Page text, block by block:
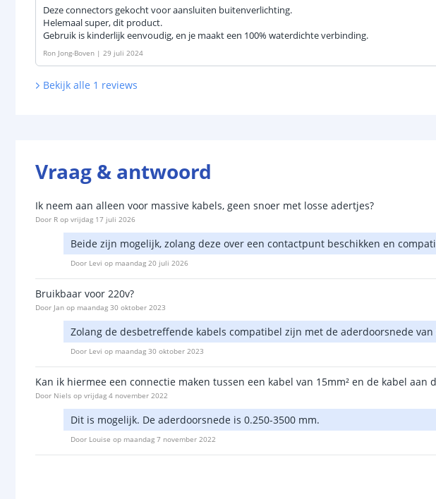
Deze connectors gekocht voor aansluiten buitenverlichting.
Helemaal super, dit product.
Gebruik is kinderlijk eenvoudig, en je maakt een 100% waterdichte verbinding.
Ron Jong-Boven | 29 juli 2024
Bekijk alle 1 reviews
Vraag & antwoord
Ik neem aan alleen voor massive kabels, geen snoer met losse adertjes?
Door R op vrijdag 17 juli 2026
Beide zijn mogelijk, zolang deze over een contactpunt beschikken en
Door Levi op maandag 20 juli 2026
Bruikbaar voor 220v?
Door Jan op maandag 30 oktober 2023
Zolang de desbetreffende kabels compatibel zijn met de aderdoorsnede
Door Levi op maandag 30 oktober 2023
Kan ik hiermee een connectie maken tussen een kabel van 15mm² en de kabel aan
Door Niels op vrijdag 4 november 2022
Dit is mogelijk. De aderdoorsnede is 0.250-3500 mm.
Door Louise op maandag 7 november 2022